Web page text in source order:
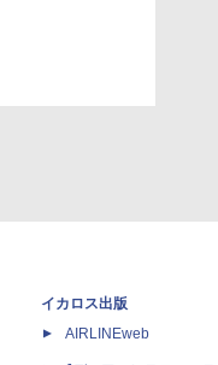
イカロス出版
AIRLINEweb